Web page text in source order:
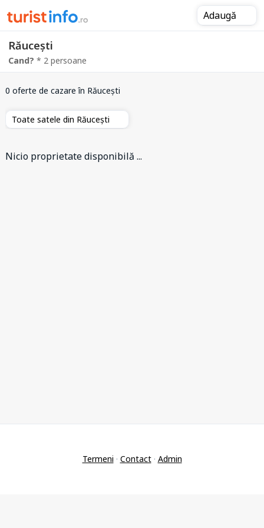
Adaugă
Răucești
Cand? * 2 persoane
0 oferte de cazareîn Răucești
Toate satele din Răucești
Nicio proprietate disponibilă ...
Termeni · Contact· Admin